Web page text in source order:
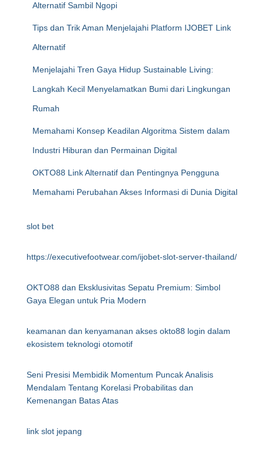
Alternatif Sambil Ngopi
Tips dan Trik Aman Menjelajahi Platform IJOBET Link
Alternatif
Menjelajahi Tren Gaya Hidup Sustainable Living:
Langkah Kecil Menyelamatkan Bumi dari Lingkungan
Rumah
Memahami Konsep Keadilan Algoritma Sistem dalam
Industri Hiburan dan Permainan Digital
OKTO88 Link Alternatif dan Pentingnya Pengguna
Memahami Perubahan Akses Informasi di Dunia Digital
slot bet
https://executivefootwear.com/ijobet-slot-server-thailand/
OKTO88 dan Eksklusivitas Sepatu Premium: Simbol
Gaya Elegan untuk Pria Modern
keamanan dan kenyamanan akses okto88 login dalam
ekosistem teknologi otomotif
Seni Presisi Membidik Momentum Puncak Analisis
Mendalam Tentang Korelasi Probabilitas dan
Kemenangan Batas Atas
link slot jepang